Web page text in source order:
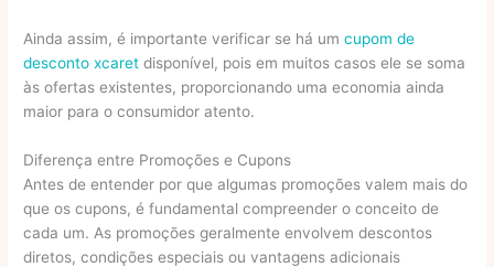
Ainda assim, é importante verificar se há umcupom de
desconto xcaret disponível, pois em muitos casos ele se soma
às ofertas existentes, proporcionando uma economia ainda
maior para o consumidor atento.
Diferença entre Promoções e Cupons
Antes de entender por que algumas promoções valem mais do
que os cupons, é fundamental compreender o conceito de
cada um. As promoções geralmente envolvem descontos
diretos, condições especiais ou vantagens adicionais